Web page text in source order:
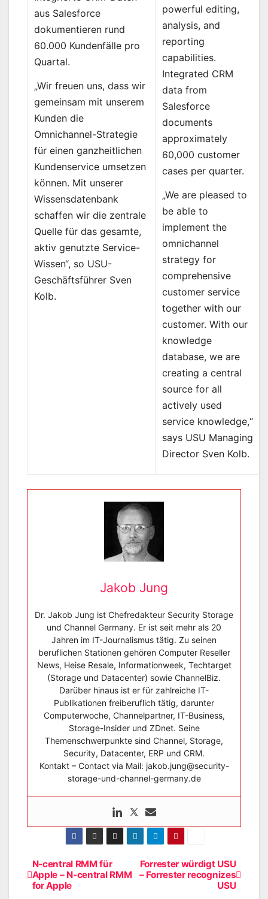
aus Salesforce
dokumentieren rund
60.000 Kundenfälle pro
Quartal.
„Wir freuen uns, dass wir
gemeinsam mit unserem
Kunden die
Omnichannel-Strategie
für einen ganzheitlichen
Kundenservice umsetzen
können. Mit unserer
Wissensdatenbank
schaffen wir die zentrale
Quelle für das gesamte,
aktiv genutzte Service-
Wissen“, so USU-
Geschäftsführer Sven
Kolb.
powerful editing,
analysis, and
reporting
capabilities.
Integrated CRM
data from
Salesforce
documents
approximately
60,000 customer
cases per quarter.
„We are pleased to
be able to
implement the
omnichannel
strategy for
comprehensive
customer service
together with our
customer. With our
knowledge
database, we are
creating a central
source for all
actively used
service knowledge,“
says USU Managing
Director Sven Kolb.
Jakob Jung
Dr. Jakob Jung ist Chefredakteur Security Storage
und Channel Germany. Er ist seit mehr als 20
Jahren im IT-Journalismus tätig. Zu seinen
beruflichen Stationen gehören Computer Reseller
News, Heise Resale, Informationweek, Techtarget
(Storage und Datacenter) sowie ChannelBiz.
Darüber hinaus ist er für zahlreiche IT-
Publikationen freiberuflich tätig, darunter
Computerwoche, Channelpartner, IT-Business,
Storage-Insider und ZDnet. Seine
Themenschwerpunkte sind Channel, Storage,
Security, Datacenter, ERP und CRM.
Kontakt – Contact via Mail: jakob.jung@security-
storage-und-channel-germany.de
BeitragsnavigationForrester würdigt USU
– Forrester recognizes
USU
N-central RMM für
Apple – N-central RMM
for Apple